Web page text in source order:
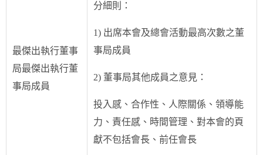
最傑出執行董事
局最傑出執行董
事局成員
分細則：
1) 出席本會及總會活動最高次數之董
事局成員
2) 董事局其他成員之意見：
投入感、合作性、人際關係、領導能
力、責任感、時間管理、對本會的頁
獻不包括會長、前任會長